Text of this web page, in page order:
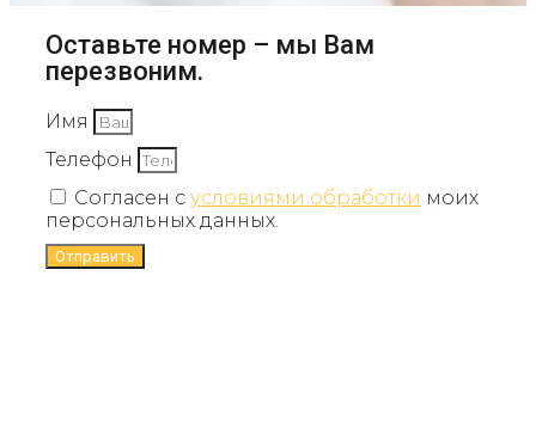
Оставьте номер – мы Вам
перезвоним.
Имя
Телефон
Согласен с условиями обработки моих
персональных данных.
Отправить